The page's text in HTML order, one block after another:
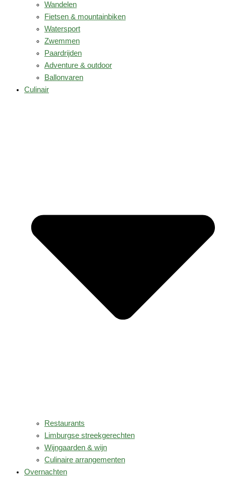
Wandelen
Fietsen & mountainbiken
Watersport
Zwemmen
Paardrijden
Adventure & outdoor
Ballonvaren
Culinair
Restaurants
Limburgse streekgerechten
Wijngaarden & wijn
Culinaire arrangementen
Overnachten